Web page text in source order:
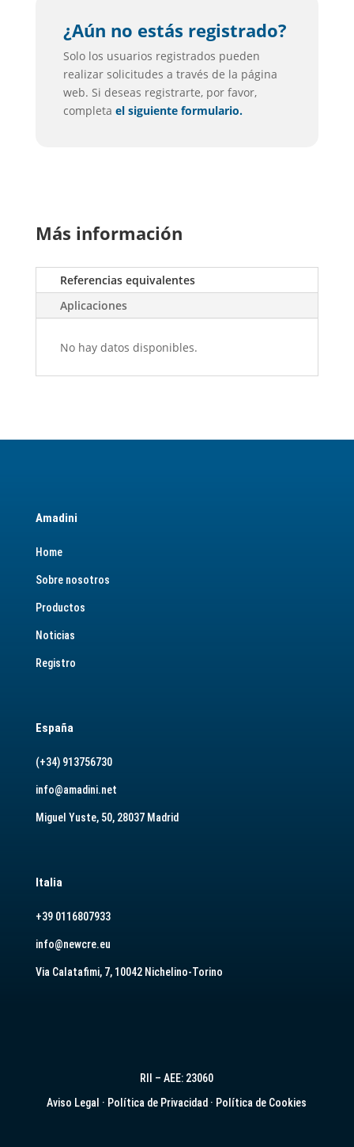
¿Aún no estás registrado?
Solo los usuarios registrados pueden
realizar solicitudes a través de la página
web. Si deseas registrarte, por favor,
completa el siguiente formulario.
Más información
Referencias equivalentes
Aplicaciones
No hay datos disponibles.
Amadini
Home
Sobre nosotros
Productos
Noticias
Registro
España
(+34) 913756730
info@amadini.net
Miguel Yuste, 50, 28037 Madrid
Italia
+39 0116807933
info@newcre.eu
Via Calatafimi, 7, 10042 Nichelino-Torino
RII – AEE: 23060
Aviso Legal · Política de Privacidad · Política de Cookies